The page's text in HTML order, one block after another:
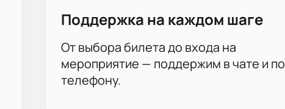
Поддержка на каждом шаге
От выбора билета до входа на
мероприятие — поддержим в чате и по
телефону.